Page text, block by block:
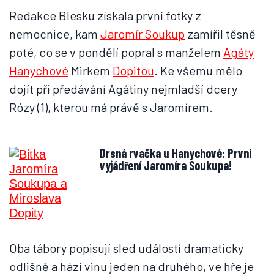
Redakce Blesku získala první fotky z
nemocnice, kam Jaromír Soukup zamířil těsně
poté, co se v pondělí popral s manželem Agáty
Hanychové Mirkem Dopitou. Ke všemu mělo
dojít při předávání Agátiny nejmladší dcery
Rózy (1), kterou má právě s Jaromírem.
Drsná rvačka u Hanychové: První
vyjádření Jaromíra Soukupa!
Oba tábory popisují sled událostí dramaticky
odlišně a hází vinu jeden na druhého, ve hře je